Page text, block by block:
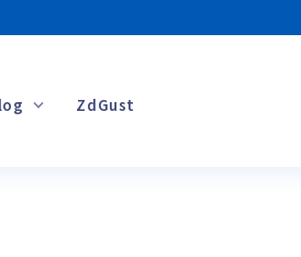
ZdGust